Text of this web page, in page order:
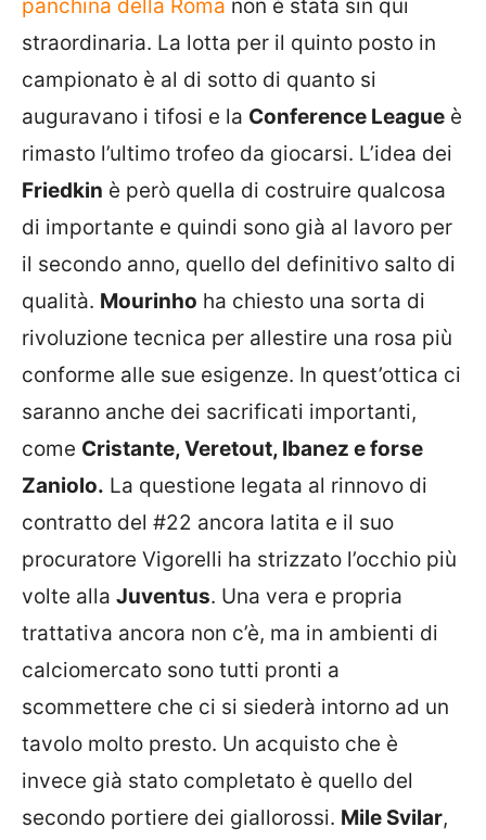
panchina della Roma non è stata sin qui
straordinaria. La lotta per il quinto posto in
campionato è al di sotto di quanto si
auguravano i tifosi e la Conference League è
rimasto l’ultimo trofeo da giocarsi. L’idea dei
Friedkin è però quella di costruire qualcosa
di importante e quindi sono già al lavoro per
il secondo anno, quello del definitivo salto di
qualità. Mourinho ha chiesto una sorta di
rivoluzione tecnica per allestire una rosa più
conforme alle sue esigenze. In quest’ottica ci
saranno anche dei sacrificati importanti,
come Cristante, Veretout, Ibanez e forse
Zaniolo. La questione legata al rinnovo di
contratto del #22 ancora latita e il suo
procuratore Vigorelli ha strizzato l’occhio più
volte alla Juventus. Una vera e propria
trattativa ancora non c’è, ma in ambienti di
calciomercato sono tutti pronti a
scommettere che ci si siederà intorno ad un
tavolo molto presto. Un acquisto che è
invece già stato completato è quello del
secondo portiere dei giallorossi. Mile Svilar,